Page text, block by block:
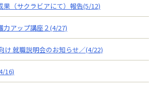
果（サクラビアにて）報告(5/12)
力アップ講座２(4/27)
け 就職説明会のお知らせ／(4/22)
16)